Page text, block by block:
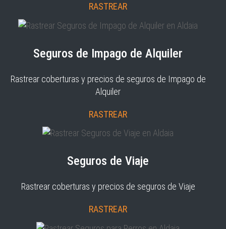
RASTREAR
Seguros de Impago de Alquiler
Rastrear coberturas y precios de seguros de Impago de
Alquiler
RASTREAR
Seguros de Viaje
Rastrear coberturas y precios de seguros de Viaje
RASTREAR